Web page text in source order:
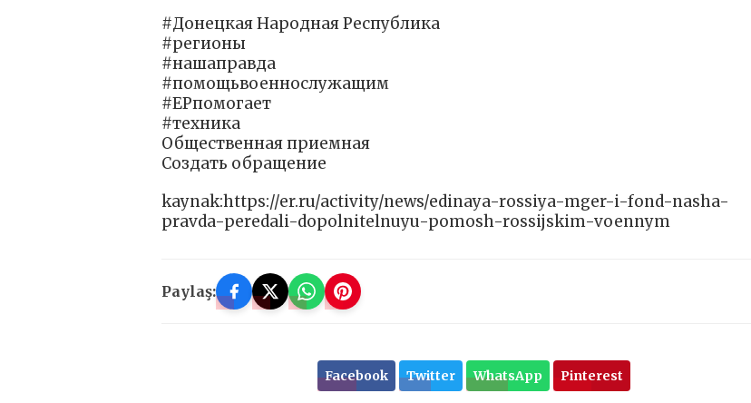
#Донецкая Народная Республика
#регионы
#нашаправда
#помощьвоеннослужащим
#ЕРпомогает
#техника
Общественная приемная
Создать обращение
kaynak:https://er.ru/activity/news/edinaya-rossiya-mger-i-fond-nasha-
pravda-peredali-dopolnitelnuyu-pomosh-rossijskim-voennym
Paylaş:
Facebook Twitter WhatsApp Pinterest